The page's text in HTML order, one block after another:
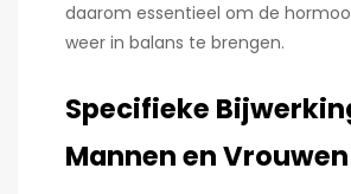
daarom essentieel om de
weer in balans te brengen.
Specifieke
Mannen en Vrouwen